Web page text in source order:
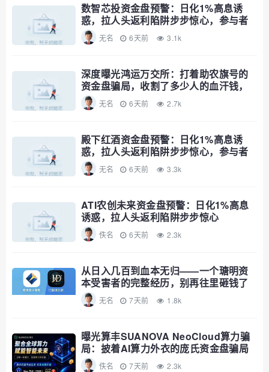
数智芯投资金盘预警：日化1%高息诱
惑，拉人头返利陷阱步步惊心，参与者
速避无名 6天前 3.1k
深度曝光鸿运万交所：打着助农旗号的
资金盘骗局，收割了多少人的血汗钱，
远离！
无名 6天前 2.7k
殿下红酒资金盘预警：日化1%高息诱
惑，拉人头返利陷阱步步惊心，参与者
速避无名 6天前 3.3k
ATI农创未来资金盘预警：日化1%高息
诱惑，拉人头返利陷阱步步惊心
佚名 6天前 2.3k
从日入几百到血本无归——一个瑭明资
本受害者的完整经历，别再往里砸钱了
无名 7天前 1.8k
曝光算丰SUANOVA NeoCloud算力骗
局：披着AI算力外衣的庞氏资金盘骗局
佚名 7天前 2.3k